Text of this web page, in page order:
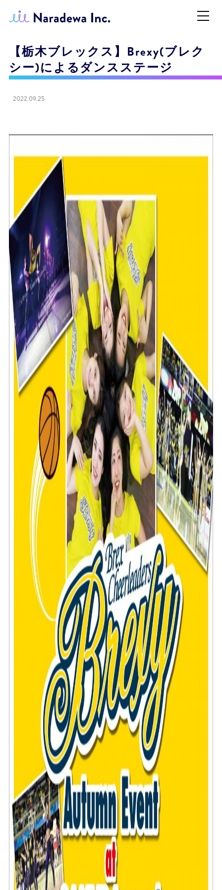
【栃木ブレックス】Brexy(ブレク
シー)によるダンスステージ
2022.09.25